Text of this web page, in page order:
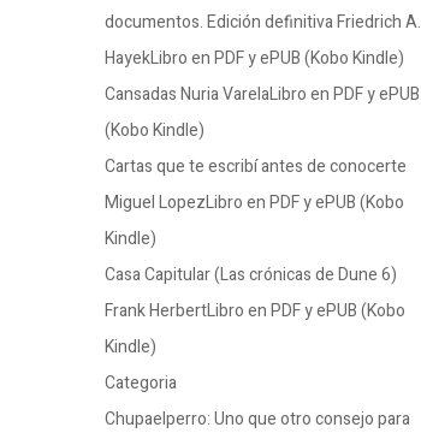
documentos. Edición definitiva Friedrich A.
HayekLibro en PDF y ePUB (Kobo Kindle)
Cansadas Nuria VarelaLibro en PDF y ePUB
(Kobo Kindle)
Cartas que te escribí antes de conocerte
Miguel LopezLibro en PDF y ePUB (Kobo
Kindle)
Casa Capitular (Las crónicas de Dune 6)
Frank HerbertLibro en PDF y ePUB (Kobo
Kindle)
Categoria
Chupaelperro: Uno que otro consejo para